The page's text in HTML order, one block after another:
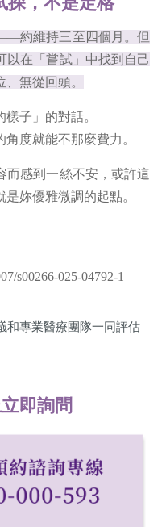
約維持三至四個月。但
以在「嘗試」中找到自己
無從回頭。
子」的對話。
度就能不那麼費力。
而感到一絲不安，或許這
妳優雅微調的起點。
s00266-025-04792-1
即詢問